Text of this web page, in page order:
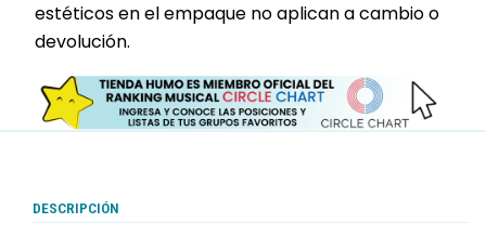
estéticos en el empaque no aplican a cambio o
devolución.
DESCRIPCIÓN